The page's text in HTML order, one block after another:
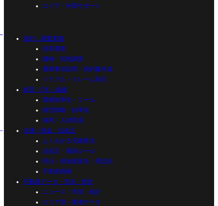
エリア・外部サポート
契約・調査実務
役所調査
建物・現地調査
重要事項説明・契約書作成
トラブル・クレーム対応
経営・DX・組織
業務効率化・ツール
経営戦略・効率化
採用・人材育成
法律・税金・法改正
よくわかる宅建業法
法改正・最新ルール
民法・借地借家法・周辺法
不動産税務
不動産データ・市況・歴史
ニュース・市況・統計
エリア別・業者データ